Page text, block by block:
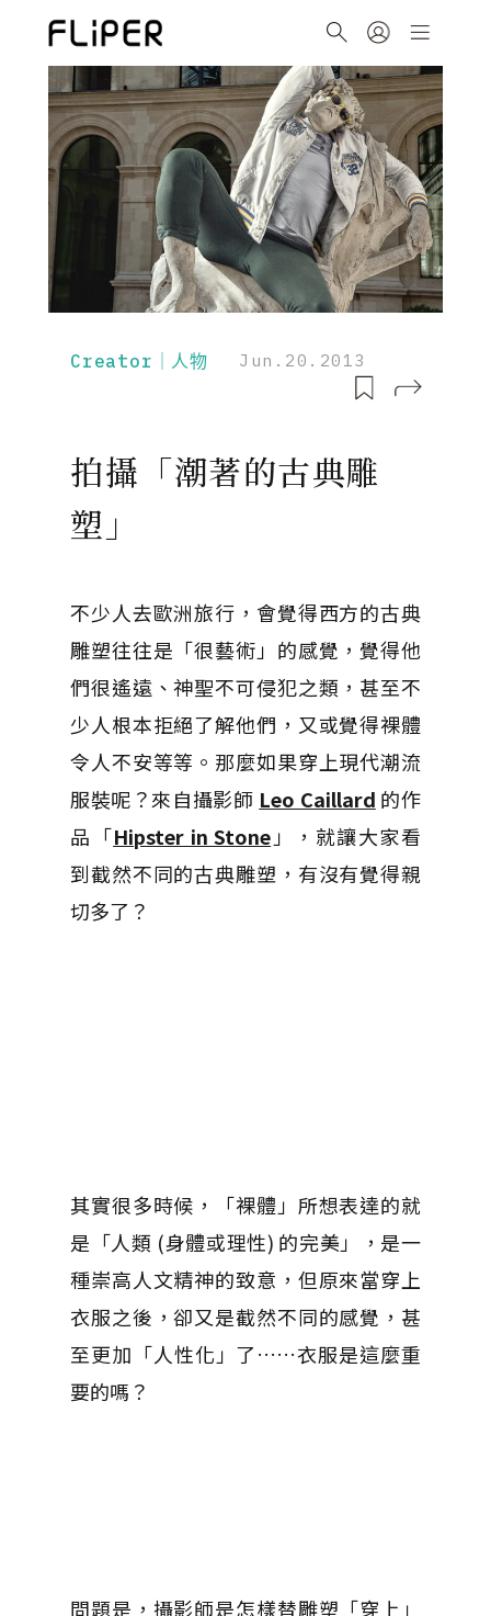
Creator｜人物 Jun.20.2013
拍攝「潮著的古典雕
塑」
不少人去歐洲旅行，會覺得西方的古典
雕塑往往是「很藝術」的感覺，覺得他
們很遙遠、神聖不可侵犯之類，甚至不
少人根本拒絕了解他們，又或覺得裸體
令人不安等等。那麼如果穿上現代潮流
服裝呢？來自攝影師 Leo Caillard 的作
品「Hipster in Stone 」，就讓大家看
到截然不同的古典雕塑，有沒有覺得親
切多了？
其實很多時候，「裸體」所想表達的就
是「人類 (身體或理性) 的完美」，是一
種崇高人文精神的致意，但原來當穿上
衣服之後，卻又是截然不同的感覺，甚
至更加「人性化」了……衣服是這麼重
要的嗎？
問題是，攝影師是怎樣替雕塑「穿上」